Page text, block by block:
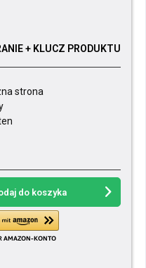
+ KLUCZ PRODUKTU
strona
do koszyka